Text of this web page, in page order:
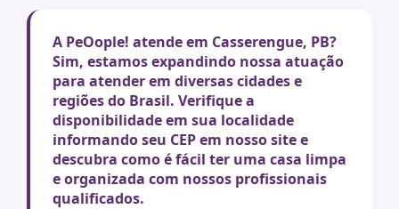
A PeOople! atende em Casserengue, PB?
Sim, estamos expandindo nossa atuação
para atender em diversas cidades e
regiões do Brasil. Verifique a
disponibilidade em sua localidade
informando seu CEP em nosso site e
descubra como é fácil ter uma casa limpa
e organizada com nossos profissionais
qualificados.